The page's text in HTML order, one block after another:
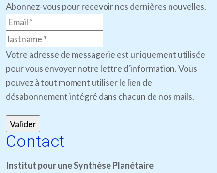
Abonnez-vous pour recevoir nos dernières nouvelles.
Votre adresse de messagerie est uniquement utilisée
pour vous envoyer notre lettre d'information. Vous
pouvez à tout moment utiliser le lien de
désabonnement intégré dans chacun de nos mails.
Contact
Institut pour une Synthèse Planétaire